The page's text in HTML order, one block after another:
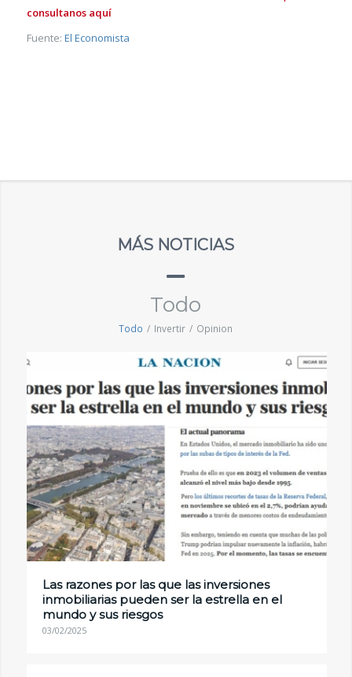
consultanos aquí
Fuente: El Economista
MÁS NOTICIAS
Todo
Todo / Invertir / Opinion
Las razones por las que las inversiones
inmobiliarias pueden ser la estrella en el
mundo y sus riesgos
03/02/2025